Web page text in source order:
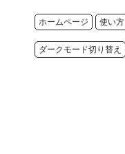
ホームページ 使い方
ダークモード切り替え